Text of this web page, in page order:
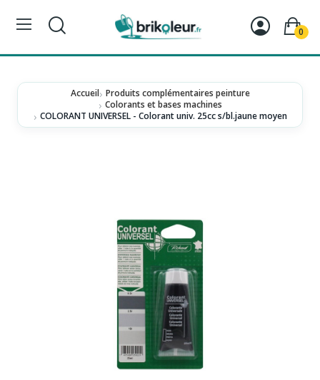
0
Accueil Produits complémentaires peinture
Colorants et bases machines
COLORANT UNIVERSEL - Colorant univ. 25cc s/bl.jaune moyen